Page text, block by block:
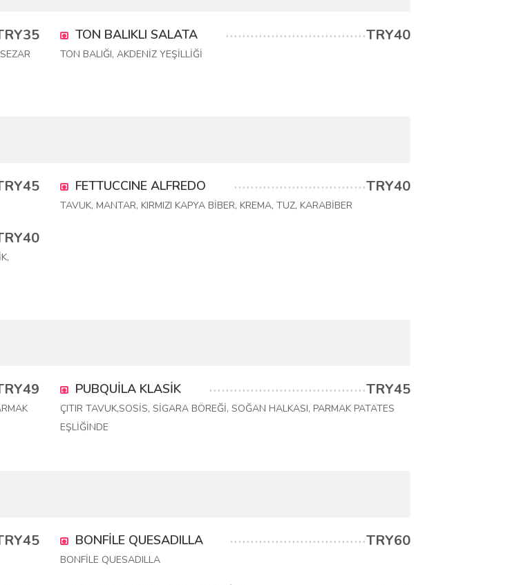
TON BALIKLI SALATA TRY40
TON BALIĞI, AKDENİZ YEŞİLLİĞİ
FETTUCCINE ALFREDO TRY40
TAVUK, MANTAR, KIRMIZI KAPYA BİBER, KREMA, TUZ, KARABİBER
PUBQUİLA KLASİK TRY45
ÇITIR TAVUK,SOSİS, SİGARA BÖREĞİ, SOĞAN HALKASI, PARMAK PATATES
EŞLİĞİNDE
BONFİLE QUESADILLA TRY60
BONFİLE QUESADILLA